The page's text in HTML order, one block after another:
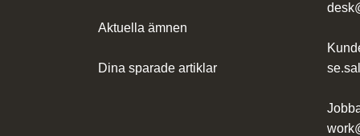
Aktuella ämnen
Dina sparade artiklar